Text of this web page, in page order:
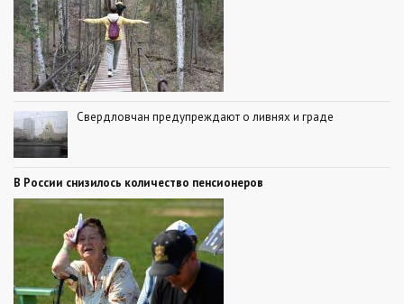
Свердловчан предупреждают о ливнях и граде
В России снизилось количество пенсионеров